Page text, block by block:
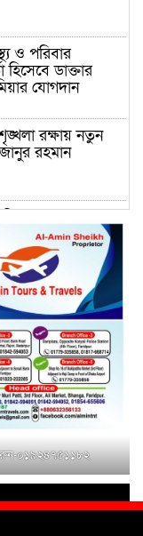
ও পরিবার
হিসেবে ডাক্তার
যোগদান
রক্ষায় নতুন
রহমান
ভূমি মন্ত্রণালয়ে
সেক্রেটারি রফিকের
অসন্তোষের তথ্য
থানার সাজানো
সামিদের কবর
কার্যক্রম শুরু
হাত ধরে বদলে
গ্রামীণ জনপদ
করুন-০১৯২৪৭৫১১৮২